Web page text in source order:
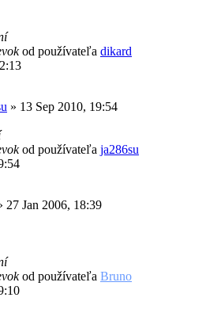
od používateľa dikard
» 13 Sep 2010, 19:54
od používateľa ja286su
27 Jan 2006, 18:39
od používateľa Bruno